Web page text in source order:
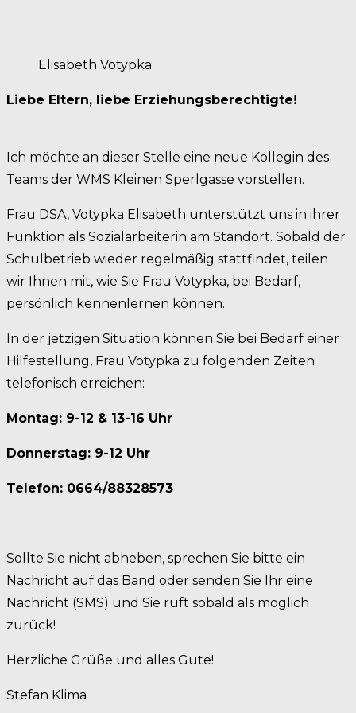
Elisabeth Votypka
Liebe Eltern, liebe Erziehungsberechtigte!
Ich möchte an dieser Stelle eine neue Kollegin des
Teams der WMS Kleinen Sperlgasse vorstellen.
Frau DSA, Votypka Elisabeth unterstützt uns in ihrer
Funktion als Sozialarbeiterin am Standort. Sobald der
Schulbetrieb wieder regelmäßig stattfindet, teilen
wir Ihnen mit, wie Sie Frau Votypka, bei Bedarf,
persönlich kennenlernen können.
In der jetzigen Situation können Sie bei Bedarf einer
Hilfestellung, Frau Votypka zu folgenden Zeiten
telefonisch erreichen:
Montag: 9-12 & 13-16 Uhr
Donnerstag: 9-12 Uhr
Telefon: 0664/88328573
Sollte Sie nicht abheben, sprechen Sie bitte ein
Nachricht auf das Band oder senden Sie Ihr eine
Nachricht (SMS) und Sie ruft sobald als möglich
zurück!
Herzliche Grüße und alles Gute!
Stefan Klima